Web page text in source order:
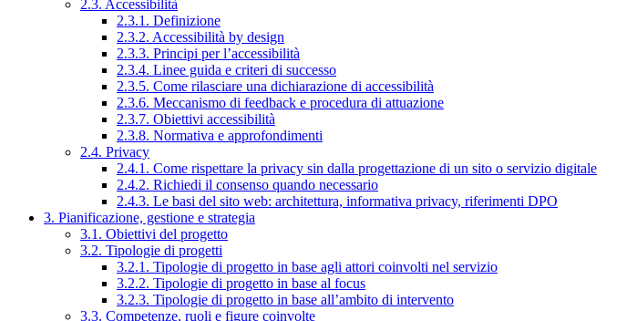
2.3. Accessibilità
2.3.1. Definizione
2.3.2. Accessibilità by design
2.3.3. Principi per l’accessibilità
2.3.4. Linee guida e criteri di successo
2.3.5. Come rilasciare una dichiarazione di accessibilità
2.3.6. Meccanismo di feedback e procedura di attuazione
2.3.7. Obiettivi accessibilità
2.3.8. Normativa e approfondimenti
2.4. Privacy
2.4.1. Come rispettare la privacy sin dalla progettazione di un sito o servizio digitale
2.4.2. Richiedi il consenso quando necessario
2.4.3. Le basi del sito web: architettura, informativa privacy, riferimenti DPO
3. Pianificazione, gestione e strategia
3.1. Obiettivi del progetto
3.2. Tipologie di progetti
3.2.1. Tipologie di progetto in base agli attori coinvolti nel servizio
3.2.2. Tipologie di progetto in base al focus
3.2.3. Tipologie di progetto in base all’ambito di intervento
3.3. Competenze, ruoli e figure coinvolte